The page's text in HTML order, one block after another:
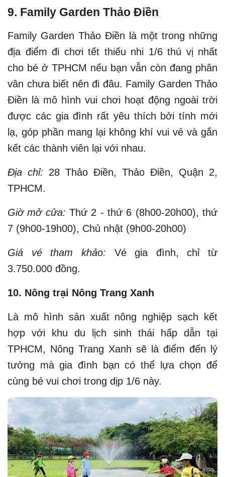
9. Family Garden Thảo Điền
Family Garden Thảo Điền là một trong những
địa điểm đi chơi tết thiếu nhi 1/6 thú vị nhất
cho bé ở TPHCM nếu bạn vẫn còn đang phân
vân chưa biết nên đi đâu. Family Garden Thảo
Điền là mô hình vui chơi hoạt động ngoài trời
được các gia đình rất yêu thích bởi tính mới
lạ, góp phần mang lại không khí vui vẻ và gắn
kết các thành viên lại với nhau.
Địa chỉ: 28 Thảo Điền, Thảo Điền, Quận 2,
TPHCM.
Giờ mở cửa: Thứ 2 - thứ 6 (8h00-20h00), thứ
7 (9h00-19h00), Chủ nhật (9h00-20h00)
Giá vé tham khảo: Vé gia đình, chỉ từ
3.750.000 đồng.
10. Nông trại Nông Trang Xanh
Là mô hình sản xuất nông nghiệp sạch kết
hợp với khu du lịch sinh thái hấp dẫn tại
TPHCM, Nông Trang Xanh sẽ là điểm đến lý
tưởng mà gia đình bạn có thể lựa chọn để
cùng bé vui chơi trong dịp 1/6 này.